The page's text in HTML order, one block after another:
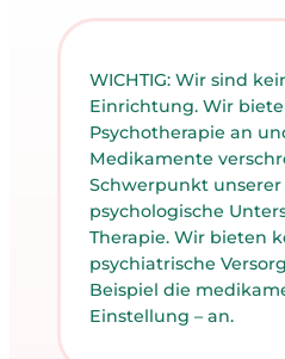
WICHTIG: Wir sind
Einrichtung. Wir
Psychotherapie an
Medikamente
Schwerpunkt
psychologische
Therapie. Wir bieten
psychiatrische
Beispiel die
Einstellung – an.